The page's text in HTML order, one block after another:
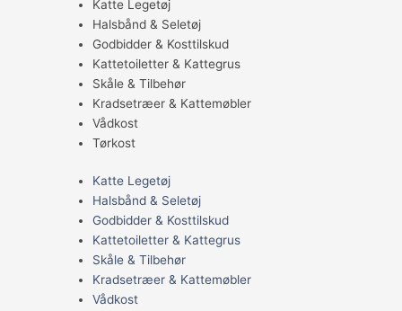
Katte Legetøj
Halsbånd & Seletøj
Godbidder & Kosttilskud
Kattetoiletter & Kattegrus
Skåle & Tilbehør
Kradsetræer & Kattemøbler
Vådkost
Tørkost
Katte Legetøj
Halsbånd & Seletøj
Godbidder & Kosttilskud
Kattetoiletter & Kattegrus
Skåle & Tilbehør
Kradsetræer & Kattemøbler
Vådkost